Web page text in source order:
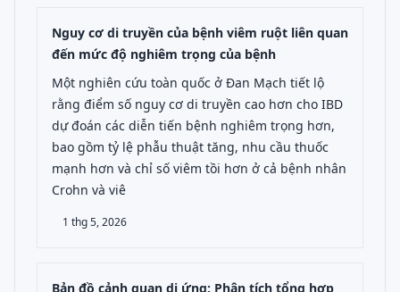
Nguy cơ di truyền của bệnh viêm ruột liên quan
đến mức độ nghiêm trọng của bệnh
Một nghiên cứu toàn quốc ở Đan Mạch tiết lộ
rằng điểm số nguy cơ di truyền cao hơn cho IBD
dự đoán các diễn tiến bệnh nghiêm trọng hơn,
bao gồm tỷ lệ phẫu thuật tăng, nhu cầu thuốc
mạnh hơn và chỉ số viêm tồi hơn ở cả bệnh nhân
Crohn và viê
1 thg 5, 2026
Bản đồ cảnh quan dị ứng: Phân tích tổng hợp